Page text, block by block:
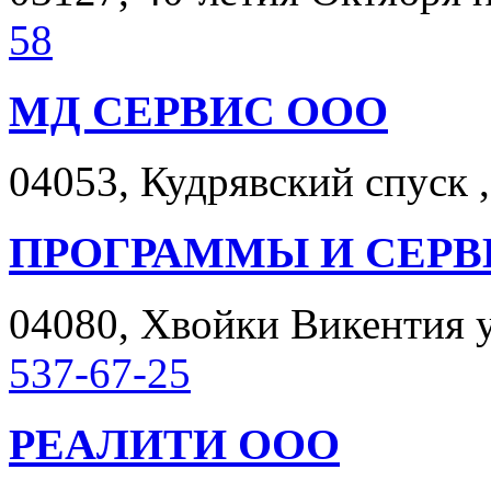
58
МД СЕРВИС ООО
04053, Кудрявский спуск
ПРОГРАММЫ И
04080, Хвойки Викентия
537-67-25
РЕАЛИТИ ООО